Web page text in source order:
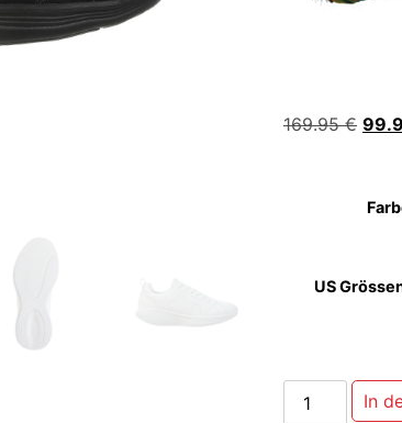
169.95€
US
In